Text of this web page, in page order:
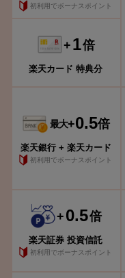
初利用でボーナスポイント
+ 1倍
楽天カード 特典分
最大+0.5倍
楽天銀行 + 楽天カード
初利用でボーナスポイント
+ 0.5倍
楽天証券 投資信託
初利用でボーナスポイント